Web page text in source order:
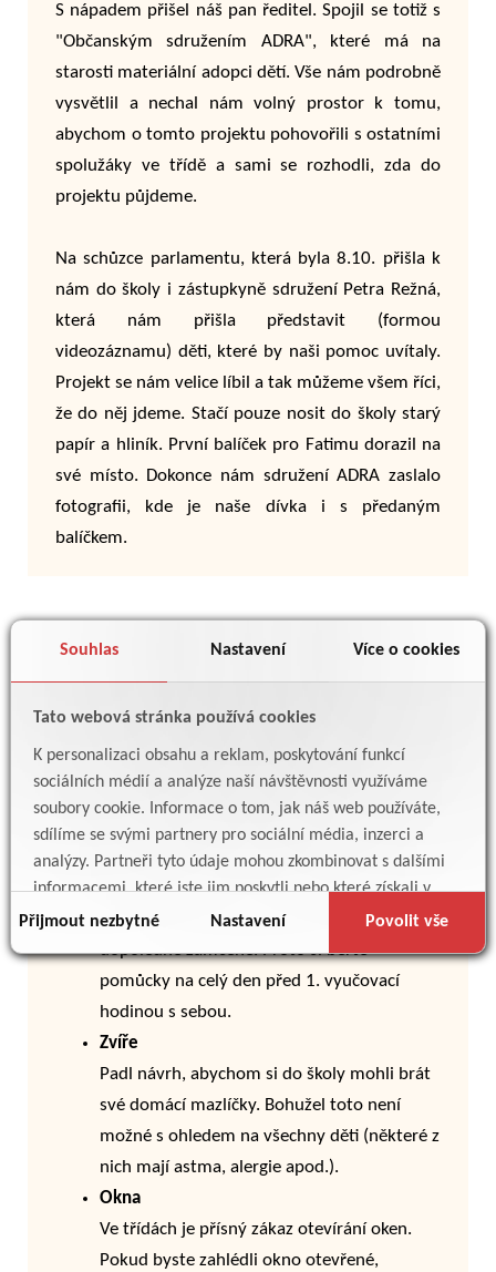
Souhlas Nastavení Více o cookies
Tato webová stránka používá cookies
K personalizaci obsahu a reklam, poskytování funkcí
sociálních médií a analýze naší návštěvnosti využíváme
soubory cookie. Informace o tom, jak náš web používáte,
sdílíme se svými partnery pro sociální média, inzerci a
analýzy. Partneři tyto údaje mohou zkombinovat s dalšími
informacemi, které jste jim poskytli nebo které získali v
důsledku toho, že používáte jejich služby.
Přijmout nezbytné Nastavení Povolit vše
S nápadem přišel náš pan ředitel. Spojil se totiž s
"Občanským sdružením ADRA", které má na
starosti materiální adopci dětí. Vše nám podrobně
vysvětlil a nechal nám volný prostor k tomu,
abychom o tomto projektu pohovořili s ostatními
spolužáky ve třídě a sami se rozhodli, zda do
projektu půjdeme.
Na schůzce parlamentu, která byla 8.10. přišla k
nám do školy i zástupkyně sdružení Petra Režná,
která nám přišla představit (formou
videozáznamu) děti, které by naši pomoc uvítaly.
Projekt se nám velice líbil a tak můžeme všem říci,
že do něj jdeme. Stačí pouze nosit do školy starý
papír a hliník. První balíček pro Fatimu dorazil na
své místo. Dokonce nám sdružení ADRA zaslalo
fotografii, kde je naše dívka i s předaným
balíčkem.
První žákovský parlament ve školním roce 2014/2015
2014/2015
1. žákovský parlament se uskutečnil dne 24. 10.
Nejprve jsme zvolili novou předsedkyni a její
zástupkyni. Následně jsme projednávali návrhy
našich žáků.
Zamykání šaten
Z důvodu bezpečnosti budou šatny
dopoledne zamčené. Proto si berte
pomůcky na celý den před 1. vyučovací
hodinou s sebou.
Zvíře
Padl návrh, abychom si do školy mohli brát
své domácí mazlíčky. Bohužel toto není
možné s ohledem na všechny děti (některé z
nich mají astma, alergie apod.).
Okna
Ve třídách je přísný zákaz otevírání oken.
Pokud byste zahlédli okno otevřené,